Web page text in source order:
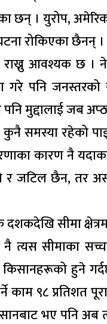
छन् । युरोप,
रोकिएका छैनन्
राख्नु आवश्यक छ ।
गरे पनि
मुद्दालाई जब
कुनै समस्या रहेको
कारण नै
र जटिल छैन, तर
सीमा
त्यस सीमाका
किसानहरूको हुने
काम ९८ प्रतिशत
भए पनि अब